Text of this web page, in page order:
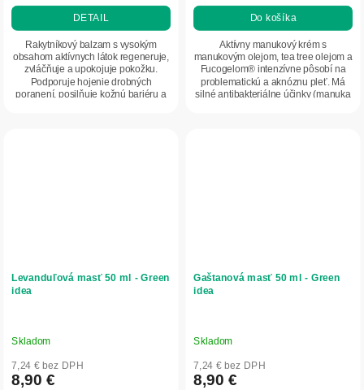
DETAIL
Rakytníkový balzam s vysokým
obsahom aktívnych látok regeneruje,
zvláčňuje a upokojuje pokožku.
Podporuje hojenie drobných
poranení, posilňuje kožnú bariéru a
Do košíka
Aktívny manukový krém s
manukovým olejom, tea tree olejom a
Fucogelom® intenzívne pôsobí na
problematickú a aknóznu pleť. Má
silné antibakteriálne účinky (manuka
Levanduľová masť 50 ml - Green
idea
Skladom
7,24 € bez DPH
8,90 €
Gaštanová masť 50 ml - Green
idea
Skladom
7,24 € bez DPH
8,90 €